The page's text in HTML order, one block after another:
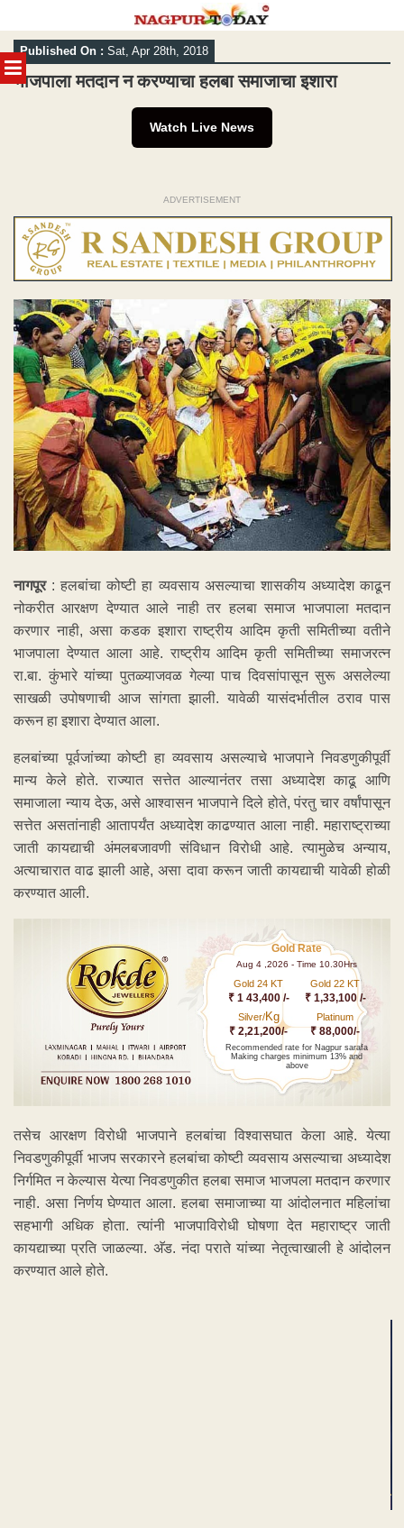
MENU
Skip
to
content
Published On : Sat, Apr 28th, 2018
भाजपाला मतदान न करण्याचा हलबा समाजाचा इशारा
Watch Live News
ADVERTISEMENT
नागपूर: हलबांचा कोष्टी हा व्यवसाय असल्याचा शासकीय अध्यादेश काढून
नोकरीत आरक्षण देण्यात आले नाही तर हलबा समाज भाजपाला मतदान
करणार नाही, असा कडक इशारा राष्ट्रीय आदिम कृती समितीच्या वतीने
भाजपाला देण्यात आला आहे. राष्ट्रीय आदिम कृती समितीच्या समाजरत्न
रा.बा. कुंभारे यांच्या पुतळ्याजवळ गेल्या पाच दिवसांपासून सुरू असलेल्या
साखळी उपोषणाची आज सांगता झाली. यावेळी यासंदर्भातील ठराव पास
करून हा इशारा देण्यात आला.
हलबांच्या पूर्वजांच्या कोष्टी हा व्यवसाय असल्याचे भाजपाने निवडणुकीपूर्वी
मान्य केले होते. राज्यात सत्तेत आल्यानंतर तसा अध्यादेश काढू आणि
समाजाला न्याय देऊ, असे आश्वासन भाजपाने दिले होते, पंरतु चार वर्षांपासून
सत्तेत असतांनाही आतापर्यंत अध्यादेश काढण्यात आला नाही. महाराष्ट्राच्या
जाती कायद्याची अंमलबजावणी संविधान विरोधी आहे. त्यामुळेच अन्याय,
अत्याचारात वाढ झाली आहे, असा दावा करून जाती कायद्याची यावेळी होळी
करण्यात आली.
Gold Rate
Aug 4 ,2026 - Time 10.30Hrs
Gold 24 KT
₹ 1 43,400 /-
Gold 22 KT
₹ 1,33,100 /-
Silver/Kg
₹ 2,21,200/-
Platinum
₹ 88,000/-
Recommended rate for Nagpur sarafa
Making charges minimum 13% and
above
तसेच आरक्षण विरोधी भाजपाने हलबांचा विश्वासघात केला आहे. येत्या
निवडणुकीपूर्वी भाजप सरकारने हलबांचा कोष्टी व्यवसाय असल्याचा अध्यादेश
निर्गमित न केल्यास येत्या निवडणुकीत हलबा समाज भाजपला मतदान करणार
नाही. असा निर्णय घेण्यात आला. हलबा समाजाच्या या आंदोलनात महिलांचा
सहभागी अधिक होता. त्यांनी भाजपाविरोधी घोषणा देत महाराष्ट्र जाती
कायद्याच्या प्रति जाळल्या. अ‍ॅड. नंदा पराते यांच्या नेतृत्वाखाली हे आंदोलन
करण्यात आले होते.